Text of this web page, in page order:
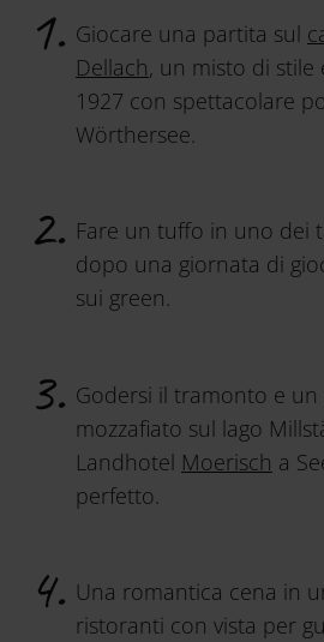
Giocare una partita sul
Dellach, un misto di stile
1927 con spettacolare
Wörthersee.
Fare un tuffo in uno dei
dopo una giornata di
sui green.
Godersi il tramonto e
mozzafiato sul lago
Landhotel Moerisch a
perfetto.
Una romantica cena in
ristoranti con vista per